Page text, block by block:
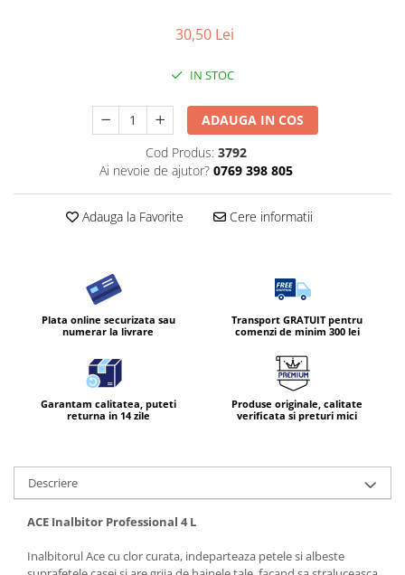
Combaterea Insectelor
Diverse produse de uz casnic
Saci Menajeri
Servetele Umede Multisuprfete
Ingrijire Personala
Ingrijirea corpului
Bureti/Perie
Gel de dus
Ingrijire intima
Lotiune de corp
30,50 Lei
IN STOC
ADAUGA IN COS
Cod Produs: 3792
Ai nevoie de ajutor? 0769 398 805
Adauga la Favorite Cere informatii
Plata online securizata sau
numerar la livrare
Transport GRATUIT pentru
comenzi de minim 300 lei
Garantam calitatea, puteti
returna in 14 zile
Produse originale, calitate
verificata si preturi mici
Descriere
ACE Inalbitor Professional 4 L
Inalbitorul Ace cu clor curata, indeparteaza petele si albeste